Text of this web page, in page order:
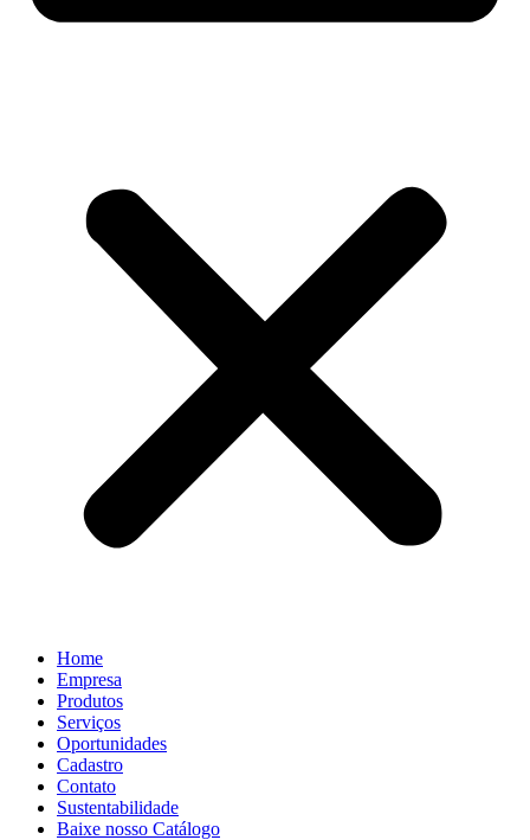
Home
Empresa
Produtos
Serviços
Oportunidades
Cadastro
Contato
Sustentabilidade
Baixe nosso Catálogo